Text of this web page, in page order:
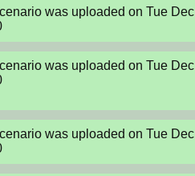
was uploaded on Tue Dec
was uploaded on Tue Dec
was uploaded on Tue Dec